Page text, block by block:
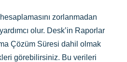
zorlanmadan
olur. Desk’in Raporlar
Çözüm Süresi dahil olmak
görebilirsiniz. Bu verileri